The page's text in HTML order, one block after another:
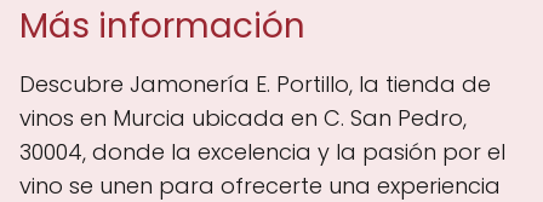
Más información
Descubre Jamonería E. Portillo, la tienda de
vinos en Murcia ubicada en C. San Pedro,
30004, donde la excelencia y la pasión por el
vino se unen para ofrecerte una experiencia